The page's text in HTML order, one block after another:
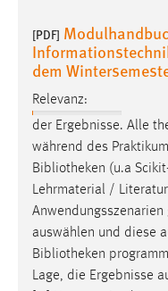
[PDF]
dem
Relevanz:
der Ergebnisse. Alle
während des
Bibliotheken (u.a
Lehrmaterial /
Anwendungsszenarien
auswählen und diese
Bibliotheken
Lage, die Ergebnisse
Name:
cookie_consent
Zweck:
Dieser Cookie
Optionen des
Cookie Laufzeit:
1 Jahr
Performance
Name: